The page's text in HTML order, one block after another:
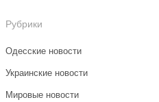
Рубрики
Одесские новости
Украинские новости
Мировые новости